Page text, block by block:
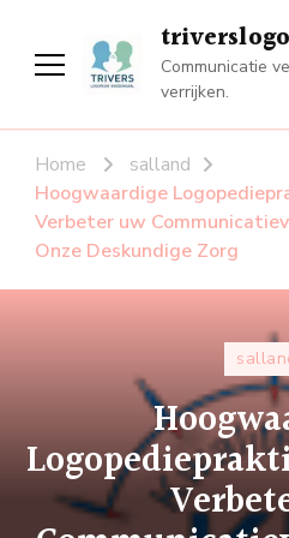
Communicatie
verrijken.
Home
salland
Hoogwaardige
Verbeter uw
Onze Deskundige Zorg